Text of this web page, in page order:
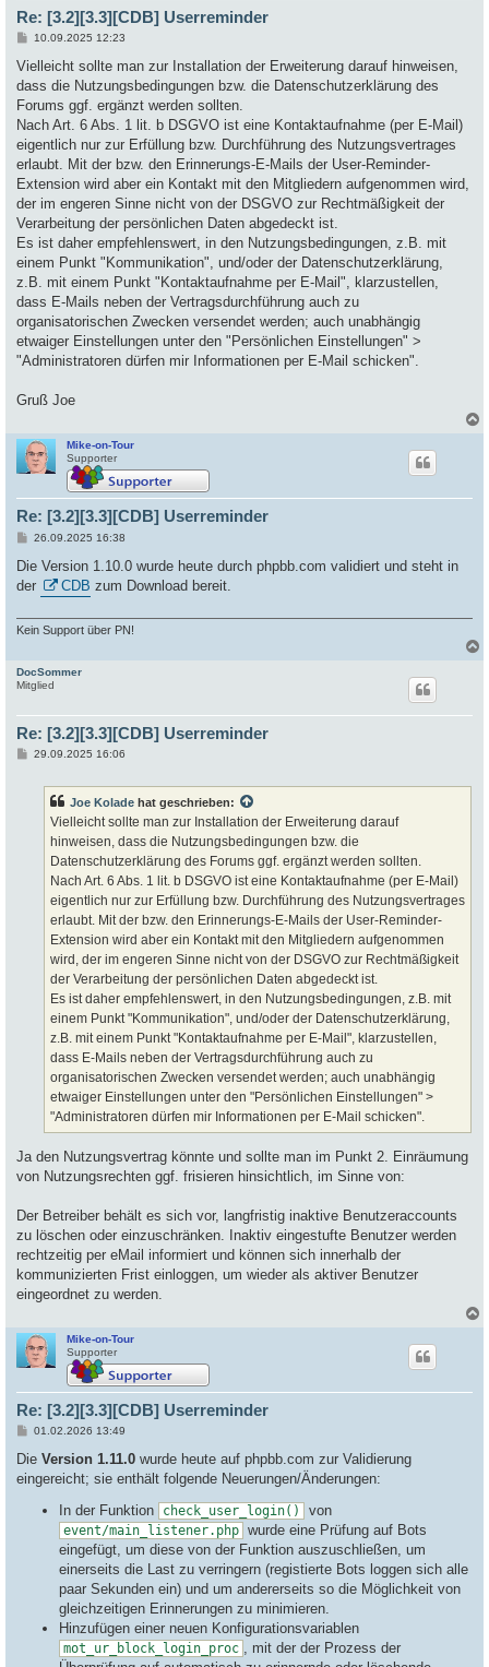
Re: [3.2][3.3][CDB] Userreminder
B
i
r
a
10.09.2025 12:23
Vielleicht sollte man zur Installation der Erweiterung darauf hinweisen,
dass die Nutzungsbedingungen bzw. die Datenschutzerklärung des
Forums ggf. ergänzt werden sollten.
Nach Art. 6 Abs. 1 lit. b DSGVO ist eine Kontaktaufnahme (per E-Mail)
eigentlich nur zur Erfüllung bzw. Durchführung des Nutzungsvertrages
erlaubt. Mit der bzw. den Erinnerungs-E-Mails der User-Reminder-
Extension wird aber ein Kontakt mit den Mitgliedern aufgenommen wird,
der im engeren Sinne nicht von der DSGVO zur Rechtmäßigkeit der
Verarbeitung der persönlichen Daten abgedeckt ist.
Es ist daher empfehlenswert, in den Nutzungsbedingungen, z.B. mit
einem Punkt "Kommunikation", und/oder der Datenschutzerklärung,
z.B. mit einem Punkt "Kontaktaufnahme per E-Mail", klarzustellen,
dass E-Mails neben der Vertragsdurchführung auch zu
organisatorischen Zwecken versendet werden; auch unabhängig
etwaiger Einstellungen unter den "Persönlichen Einstellungen" >
"Administratoren dürfen mir Informationen per E-Mail schicken".
Gruß Joe
Mike-on-Tour
Supporter
Re: [3.2][3.3][CDB] Userreminder
B
i
r
26.09.2025 16:38
Die Version 1.10.0 wurde heute durch phpbb.com validiert und steht in
der
CDB zum Download bereit.
Kein Support über PN!
DocSommer
Mitglied
Re: [3.2][3.3][CDB] Userreminder
B29.09.2025 16:06
Joe Kolade hat geschrieben:
Vielleicht sollte man zur Installation der Erweiterung darauf
hinweisen, dass die Nutzungsbedingungen bzw. die
Datenschutzerklärung des Forums ggf. ergänzt werden sollten.
Nach Art. 6 Abs. 1 lit. b DSGVO ist eine Kontaktaufnahme (per E-Mail)
eigentlich nur zur Erfüllung bzw. Durchführung des Nutzungsvertrages
erlaubt. Mit der bzw. den Erinnerungs-E-Mails der User-Reminder-
Extension wird aber ein Kontakt mit den Mitgliedern aufgenommen
wird, der im engeren Sinne nicht von der DSGVO zur Rechtmäßigkeit
der Verarbeitung der persönlichen Daten abgedeckt ist.
Es ist daher empfehlenswert, in den Nutzungsbedingungen, z.B. mit
einem Punkt "Kommunikation", und/oder der Datenschutzerklärung,
z.B. mit einem Punkt "Kontaktaufnahme per E-Mail", klarzustellen,
dass E-Mails neben der Vertragsdurchführung auch zu
organisatorischen Zwecken versendet werden; auch unabhängig
etwaiger Einstellungen unter den "Persönlichen Einstellungen" >
"Administratoren dürfen mir Informationen per E-Mail schicken".
Ja den Nutzungsvertrag könnte und sollte man im Punkt 2. Einräumung
von Nutzungsrechten ggf. frisieren hinsichtlich, im Sinne von:
Der Betreiber behält es sich vor, langfristig inaktive Benutzeraccounts
zu löschen oder einzuschränken. Inaktiv eingestufte Benutzer werden
rechtzeitig per eMail informiert und können sich innerhalb der
kommunizierten Frist einloggen, um wieder als aktiver Benutzer
eingeordnet zu werden.
Mike-on-Tour
Supporter
Re: [3.2][3.3][CDB] Userreminder
B
i
r
01.02.2026 13:49
Die Version 1.11.0 wurde heute auf phpbb.com zur Validierung
eingereicht; sie enthält folgende Neuerungen/Änderungen:
In der Funktion
check_user_login() von
event/main_listener.php wurde eine Prüfung auf Bots
eingefügt, um diese von der Funktion auszuschließen, um
einerseits die Last zu verringern (registierte Bots loggen sich alle
paar Sekunden ein) und um andererseits so die Möglichkeit von
gleichzeitigen Erinnerungen zu minimieren.
Hinzufügen einer neuen Konfigurationsvariablen
mot_ur_block_login_proc
, mit der der Prozess der